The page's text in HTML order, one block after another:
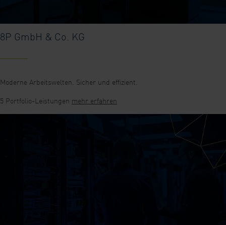
8P GmbH & Co. KG
Moderne Arbeitswelten. Sicher und effizient.
5 Portfolio-Leistungen mehr erfahren